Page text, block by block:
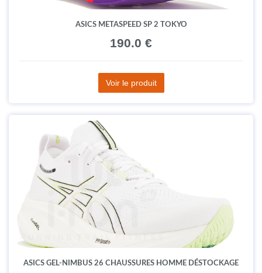
ASICS METASPEED SP 2 TOKYO
190.0 €
Voir le produit
ASICS GEL-NIMBUS 26 CHAUSSURES HOMME DÉSTOCKAGE